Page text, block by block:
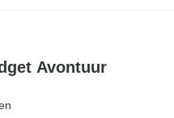
Avontuur